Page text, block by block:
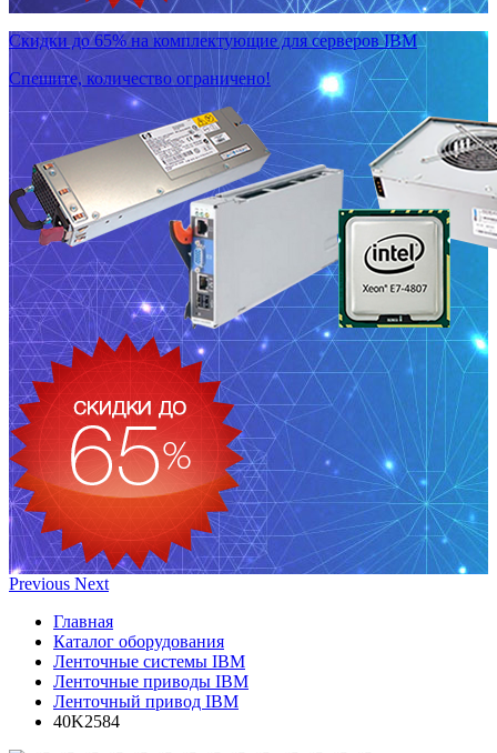
Скидки до 65% на комплектующие для серверов IBM
Спешите, количество ограничено!
Previous Next
Главная
Каталог оборудования
Ленточные системы IBM
Ленточные приводы IBM
Ленточный привод IBM
40K2584